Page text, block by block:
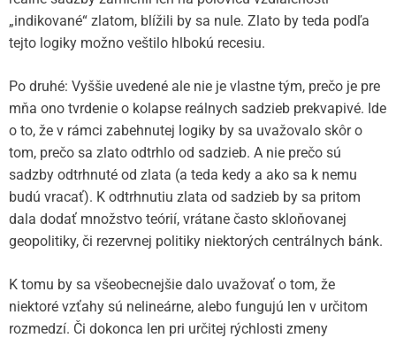
„indikované“ zlatom, blížili by sa nule. Zlato by teda podľa
tejto logiky možno veštilo hlbokú recesiu.
Po druhé: Vyššie uvedené ale nie je vlastne tým, prečo je pre
mňa ono tvrdenie o kolapse reálnych sadzieb prekvapivé. Ide
o to, že v rámci zabehnutej logiky by sa uvažovalo skôr o
tom, prečo sa zlato odtrhlo od sadzieb. A nie prečo sú
sadzby odtrhnuté od zlata (a teda kedy a ako sa k nemu
budú vracať). K odtrhnutiu zlata od sadzieb by sa pritom
dala dodať množstvo teórií, vrátane často skloňovanej
geopolitiky, či rezervnej politiky niektorých centrálnych bánk.
K tomu by sa všeobecnejšie dalo uvažovať o tom, že
niektoré vzťahy sú nelineárne, alebo fungujú len v určitom
rozmedzí. Či dokonca len pri určitej rýchlosti zmeny